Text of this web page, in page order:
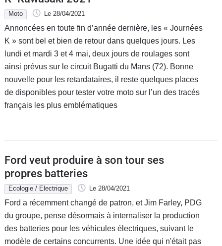
Moto Le 28/04/2021
Annoncées en toute fin d’année dernière, les « Journées
K » sont bel et bien de retour dans quelques jours. Les
lundi et mardi 3 et 4 mai, deux jours de roulages sont
ainsi prévus sur le circuit Bugatti du Mans (72). Bonne
nouvelle pour les retardataires, il reste quelques places
de disponibles pour tester votre moto sur l’un des tracés
français les plus emblématiques
Ford veut produire à son tour ses
propres batteries
Ecologie / Electrique Le 28/04/2021
Ford a récemment changé de patron, et Jim Farley, PDG
du groupe, pense désormais à internaliser la production
des batteries pour les véhicules électriques, suivant le
modèle de certains concurrents. Une idée qui n'était pas